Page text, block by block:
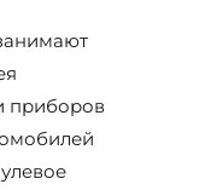
приборов